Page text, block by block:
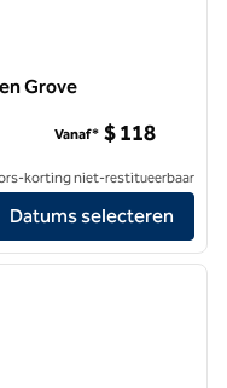
Grove
Anaheim/Garden Grove
Vanaf* $ 118
korting niet-restitueerbaar
Datums selecteren
1/11